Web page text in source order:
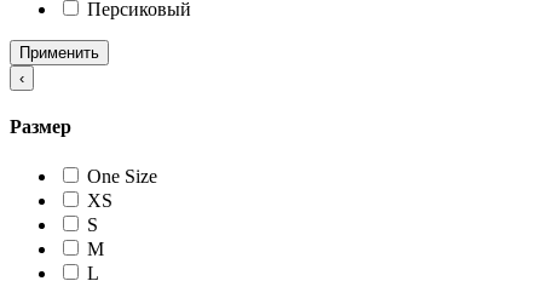
Персиковый
Применить
‹
Размер
One Size
XS
S
M
L